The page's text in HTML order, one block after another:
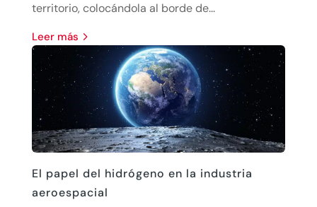
territorio, colocándola al borde de...
leer más
El papel del hidrógeno en la industria
aeroespacial